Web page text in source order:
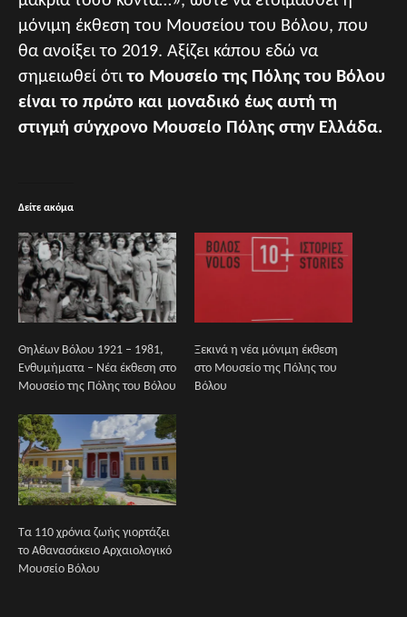
μόνιμη έκθεση του Μουσείου του Βόλου, που
θα ανοίξει το 2019. Αξίζει κάπου εδώ να
σημειωθεί ότιτο Μουσείο της Πόλης του Βόλου
είναι το πρώτο και μοναδικό έως αυτή τη
στιγμή σύγχρονο Μουσείο Πόλης στην Ελλάδα.
Δείτε ακόμα
Θηλέων Βόλου 1921 – 1981,
Ενθυμήματα – Νέα έκθεση στο
Μουσείο της Πόλης του Βόλου
Ξεκινά η νέα μόνιμη έκθεση
στο Μουσείο της Πόλης του
Βόλου
Τα 110 χρόνια ζωής γιορτάζει
το Αθανασάκειο Αρχαιολογικό
Μουσείο Βόλου